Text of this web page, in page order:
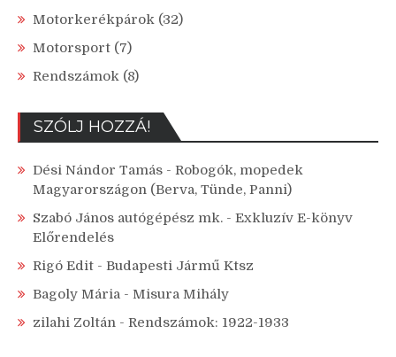
Motorkerékpárok (32)
Motorsport (7)
Rendszámok (8)
SZÓLJ HOZZÁ!
Dési Nándor Tamás - Robogók, mopedek
Magyarországon (Berva, Tünde, Panni)
Szabó János autógépész mk. - Exkluzív E-könyv
Előrendelés
Rigó Edit - Budapesti Jármű Ktsz
Bagoly Mária - Misura Mihály
zilahi Zoltán - Rendszámok: 1922-1933